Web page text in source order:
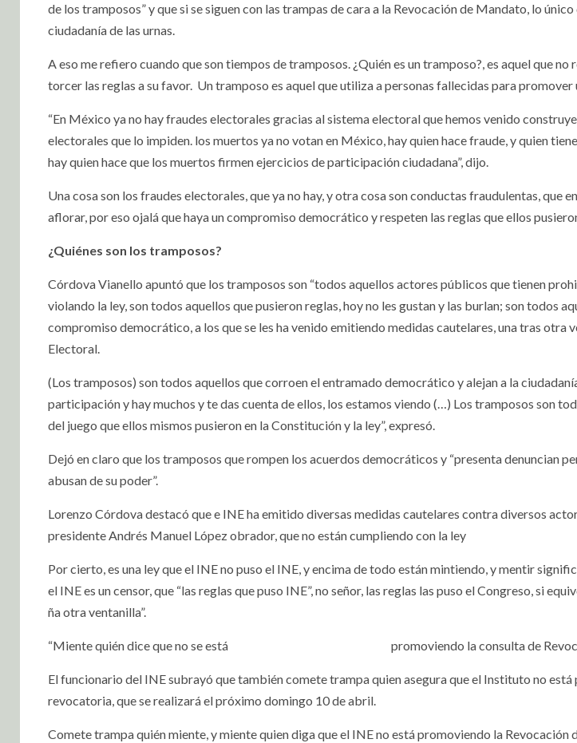
de los tramposos” y que si se siguen con las trampas de cara a la Revocación de Mandato, lo
ciudadanía de las urnas.
A eso me refiero cuando que son tiempos de tramposos. ¿Quién es un tramposo?, es aquel que no
torcer las reglas a su favor. Un tramposo es aquel que utiliza a personas fallecidas para promover
“En México ya no hay fraudes electorales gracias al sistema electoral que hemos venido
electorales que lo impiden. los muertos ya no votan en México, hay quien hace fraude, y quien
hay quien hace que los muertos firmen ejercicios de participación ciudadana”, dijo.
Una cosa son los fraudes electorales, que ya no hay, y otra cosa son conductas fraudulentas, que
aflorar, por eso ojalá que haya un compromiso democrático y respeten las reglas que ellos
¿Quiénes son los tramposos?
Córdova Vianello apuntó que los tramposos son “todos aquellos actores públicos que tienen
violando la ley, son todos aquellos que pusieron reglas, hoy no les gustan y las burlan; son todos
compromiso democrático, a los que se les ha venido emitiendo medidas cautelares, una tras otra
Electoral.
(Los tramposos) son todos aquellos que corroen el entramado democrático y alejan a la
participación y hay muchos y te das cuenta de ellos, los estamos viendo (…) Los tramposos son
del juego que ellos mismos pusieron en la Constitución y la ley”, expresó.
Dejó en claro que los tramposos que rompen los acuerdos democráticos y “presenta denuncian
abusan de su poder”.
Lorenzo Córdova destacó que e INE ha emitido diversas medidas cautelares contra diversos
presidente Andrés Manuel López obrador, que no están cumpliendo con la ley
Por cierto, es una ley que el INE no puso el INE, y encima de todo están mintiendo, y mentir
el INE es un censor, que “las reglas que puso INE”, no señor, las reglas las puso el Congreso, si
ña otra ventanilla”.
“Miente quién dice que no se está promoviendo la consulta de
El funcionario del INE subrayó que también comete trampa quien asegura que el Instituto no
revocatoria, que se realizará el próximo domingo 10 de abril.
Comete trampa quién miente, y miente quien diga que el INE no está promoviendo la